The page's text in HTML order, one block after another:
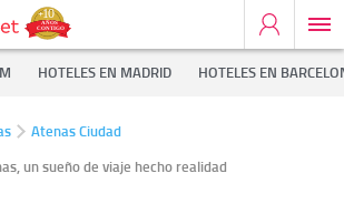
HOTELES EN MADRID HOTELES EN
Atenas Ciudad
un sueño de viaje hecho realidad